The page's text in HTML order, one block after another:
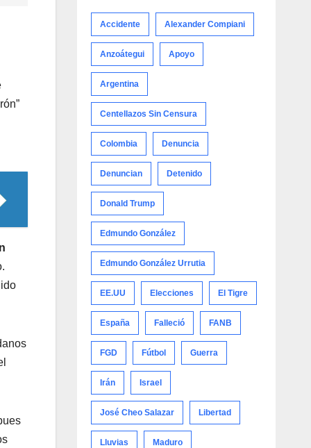
Accidente Alexander Compiani
Anzoátegui Apoyo
Argentina
Centellazos Sin Censura
Colombia Denuncia
Denuncian Detenido
Donald Trump
Edmundo González
Edmundo González Urrutia
EE.UU Elecciones El Tigre
España Falleció FANB
FGD Fútbol Guerra
Irán Israel
José Cheo Salazar Libertad
Lluvias Maduro